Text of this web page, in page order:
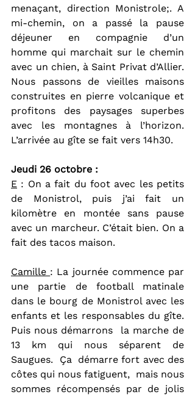
menaçant, direction Monistrole;. A
mi-chemin, on a passé la pause
déjeuner en compagnie d’un
homme qui marchait sur le chemin
avec un chien, à Saint Privat d’Allier.
Nous passons de vieilles maisons
construites en pierre volcanique et
profitons des paysages superbes
avec les montagnes à l’horizon.
L’arrivée au gîte se fait vers 14h30.
Jeudi 26 octobre :
E : On a fait du foot avec les petits
de Monistrol, puis j’ai fait un
kilomètre en montée sans pause
avec un marcheur. C’était bien. On a
fait des tacos maison.
Camille : La journée commence par
une partie de football matinale
dans le bourg de Monistrol avec les
enfants et les responsables du gîte.
Puis nous démarrons  la marche de
13 km qui nous séparent de
Saugues.  Ça  démarre fort avec des
côtes qui nous fatiguent,  mais nous
sommes récompensés par de jolis